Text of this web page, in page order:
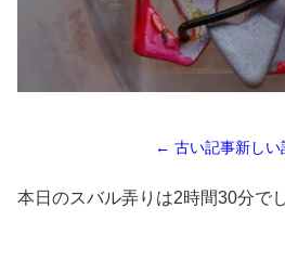
← 古い記事新し
本日のスバル弄りは2時間30分でし